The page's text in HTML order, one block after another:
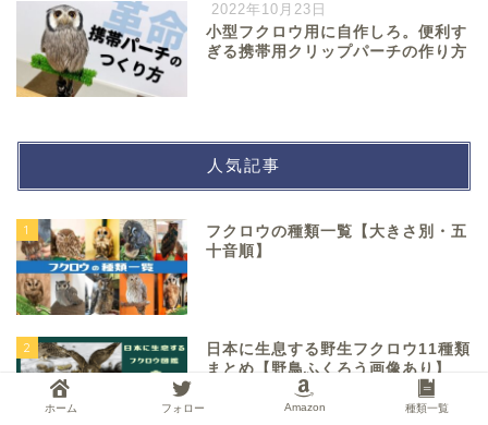
2022年10月23日
小型フクロウ用に自作しろ。便利す
ぎる携帯用クリップパーチの作り方
人気記事
1
フクロウの種類一覧【大きさ別・五
十音順】
2
日本に生息する野生フクロウ11種類
まとめ【野鳥ふくろう画像あり】
ホーム フォロー Amazon 種類一覧